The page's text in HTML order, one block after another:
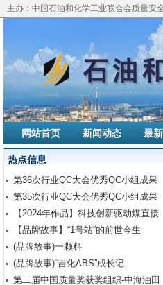
主办：中国石油和化学工业联合会质量安
网站首页 新闻动态 最
热点信息
第36次行业QC大会优秀QC小组成果
报告交流学习
第35次行业QC大会优秀QC小组成果
报告交流学习
【2024年作品】科技创新驱动煤直接
液化新质生产力发展
【品牌故事】“1号站”的前世今生
(品牌故事)一颗料
(品牌故事)“吉化ABS”成长记
第二届中国质量奖获奖组织-中海油田